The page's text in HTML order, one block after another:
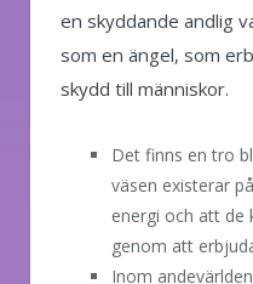
en skyddande andlig
som en ängel, som
skydd till människor.
Det finns en tro
väsen existerar
energi och att de
genom att
Inom